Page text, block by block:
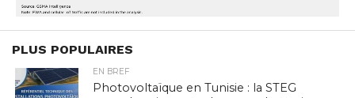
PLUS POPULAIRES
EN BREF
Photovoltaïque en Tunisie : la STEG